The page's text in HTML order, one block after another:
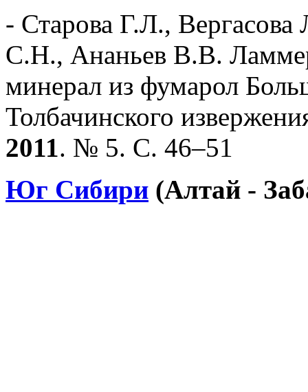
- Старова Г.Л.,
С.Н., Ананьев В.В.
минерал из фумарол
Толбачинского
2011. № 5. С. 46–51
Юг Сибири (Алтай -